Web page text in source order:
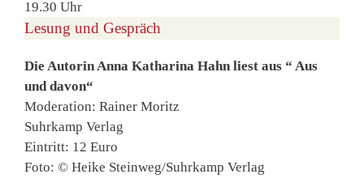
19.30 Uhr
Lesung und Gespräch
Die Autorin Anna Katharina Hahn liest aus “ Aus
und davon“
Moderation: Rainer Moritz
Suhrkamp Verlag
Eintritt: 12 Euro
Foto: © Heike Steinweg/Suhrkamp Verlag